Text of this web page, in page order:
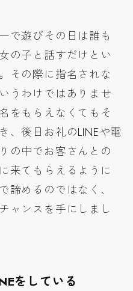
で遊びその日は誰も
の子と話すだけとい
その際に指名されな
うわけではありませ
をもらえなくてもそ
、後日お礼のLINEや電
の中でお客さんとの
来てもらえるように
諦めるのではなく、
ャンスを手にしまし
をしている